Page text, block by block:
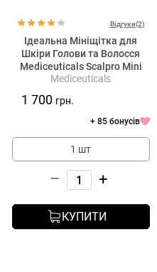
Відгуки(2)
Ідеальна Мініщітка для
Шкіри Голови та Волосся
Mediceuticals Scalpro Mini
Hairbrush
Mediceuticals
1 700 грн.
+ 85 бонусів
1 шт
– +
КУПИТИ